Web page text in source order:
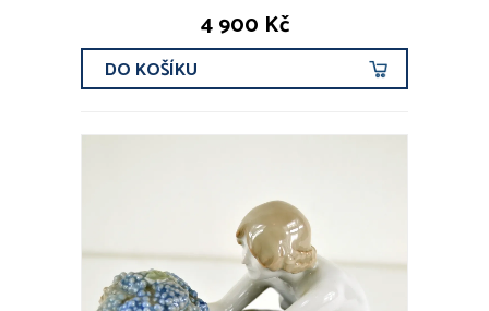
4 900 Kč
DO KOŠÍKU